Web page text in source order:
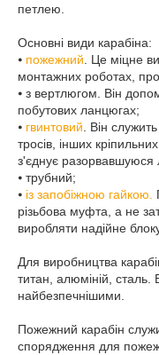
петлею.
Основні види карабіна:
⦁ пожежний . Це міцне
монтажних роботах,
⦁ з вертлюгом. Він
побутових ланцюгах;
⦁ гвинтовий . Він
тросів, інших
з'єднує разорвавшуюся
⦁ трубний;
⦁ із запобіжною гайкою.
різьбова муфта, а не
виробляти надійне
Для виробництва
титан, алюміній, сталь.
найбезпечнішими.
Пожежний карабін
спорядження для